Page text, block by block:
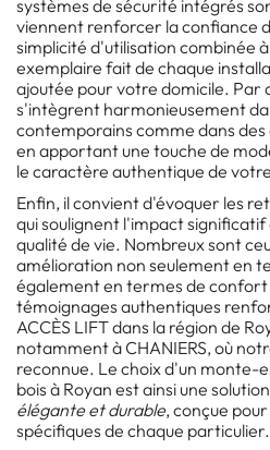
systèmes de sécurité intégrés
viennent renforcer la confiance
simplicité d'utilisation combinée
exemplaire fait de chaque
ajoutée pour votre domicile. Par
s'intègrent harmonieusement
contemporains comme dans
en apportant une touche de
le caractère authentique de
Enfin, il convient d'évoquer les
qui soulignent l'impact significatif
qualité de vie. Nombreux sont
amélioration non seulement en
également en termes de confort
témoignages authentiques
ACCÈS LIFT dans la région de
notamment à CHANIERS, où
reconnue. Le choix d'un monte-
bois à Royan est ainsi une
élégante et durable, conçue
spécifiques de chaque particulier.